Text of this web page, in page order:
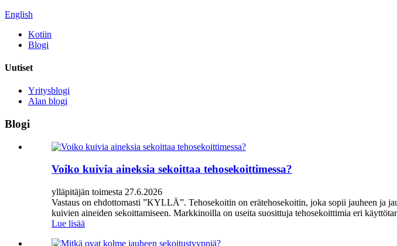
English
Kotiin
Blogi
Uutiset
Yritysblogi
Alan blogi
Blogi
Voiko kuivia aineksia sekoittaa tehosekoittimessa?
ylläpitäjän toimesta 27.6.2026
Vastaus on ehdottomasti ”KYLLÄ”. Tehosekoitin on erätehosekoitin, joka sopii jauheen ja
kuivien aineiden sekoittamiseen. Markkinoilla on useita suosittuja tehosekoittimia eri
Lue lisää